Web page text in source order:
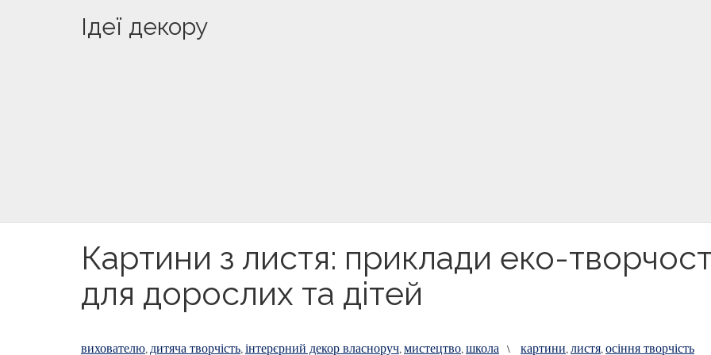
Ідеї декору
Картини з листя: приклади еко-
для дорослих та дітей
вихователю, дитяча творчість,інтерєрний декор власноруч,мистецтво,школа \ картини,листя,осіння творчість